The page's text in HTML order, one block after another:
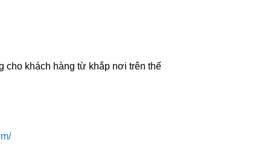
cho khách hàng từ khắp nơi trên thế